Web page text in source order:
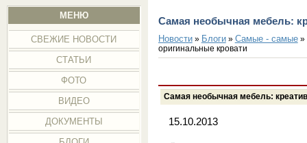
МЕНЮ
СВЕЖИЕ НОВОСТИ
СТАТЬИ
ФОТО
ВИДЕО
ДОКУМЕНТЫ
Самая необычная мебель:
Новости» Блоги» Самые - самые»
оригинальные кровати
Самая необычная мебель:
15.10.2013